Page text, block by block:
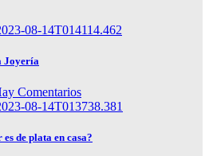
Joyería
Comentarios
de plata en casa?